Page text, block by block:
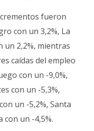
fueron
con un 3,2%, La
un 2,2%, mientras
caídas del empleo
con un -9,0%,
con un -5,3%,
un -5,2%, Santa
con un -4,5%.